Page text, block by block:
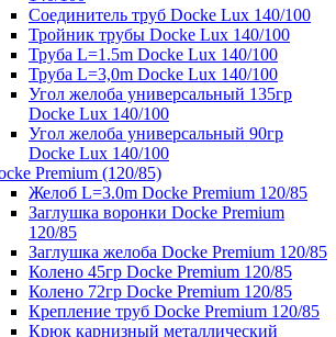
Соединитель труб Docke Lux 140/100
Тройник трубы Docke Lux 140/100
Труба L=1.5m Docke Lux 140/100
Труба L=3,0m Docke Lux 140/100
Угол желоба универсальный 135гр
Docke Lux 140/100
Угол желоба универсальный 90гр
Docke Lux 140/100
Premium (120/85)
Желоб L=3.0m Docke Premium 120/85
Заглушка воронки Docke Premium
120/85
Заглушка желоба Docke Premium 120/85
Колено 45гр Docke Premium 120/85
Колено 72гр Docke Premium 120/85
Крепление труб Docke Premium 120/85
Крюк карнизный металлический